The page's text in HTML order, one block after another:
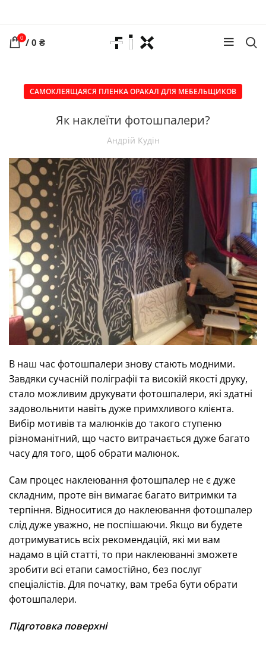
0 / 0 ₴
САМОКЛЕЯЩАЯСЯ ПЛЕНКА ОРАКАЛ ДЛЯ МЕБЕЛЬЩИКОВ
Як наклеїти фотошпалери?
Андрій Кудін
В наш час фотошпалери знову стають модними.
Завдяки сучасній поліграфії та високій якості друку,
стало можливим друкувати фотошпалери, які здатні
задовольнити навіть дуже примхливого клієнта.
Вибір мотивів та малюнків до такого ступеню
різноманітний, що часто витрачається дуже багато
часу для того, щоб обрати малюнок.
Сам процес наклеювання фотошпалер не є дуже
складним, проте він вимагає багато витримки та
терпіння. Відноситися до наклеювання фотошпалер
слід дуже уважно, не поспішаючи. Якщо ви будете
дотримуватись всіх рекомендацій, які ми вам
надамо в цій статті, то при наклеюванні зможете
зробити всі етапи самостійно, без послуг
спеціалістів. Для початку, вам треба бути обрати
фотошпалери.
Підготовка поверхні